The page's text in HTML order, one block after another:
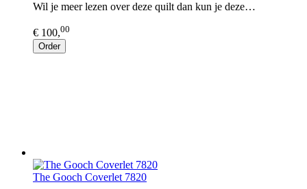
Wil je meer lezen over deze quilt dan kun je deze…
€ 100,00
Order
The Gooch Coverlet 7820